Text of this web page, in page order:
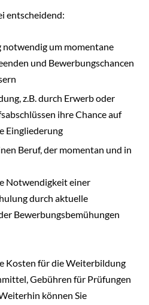
entscheidend:
um momentane
und Bewerbungschancen
z.B. durch Erwerb oder
ihre Chance auf
Eingliederung
Beruf, der momentan und in
Notwendigkeit einer
durch aktuelle
Bewerbungsbemühungen
Kosten für die Weiterbildung
Gebühren für Prüfungen
können Sie